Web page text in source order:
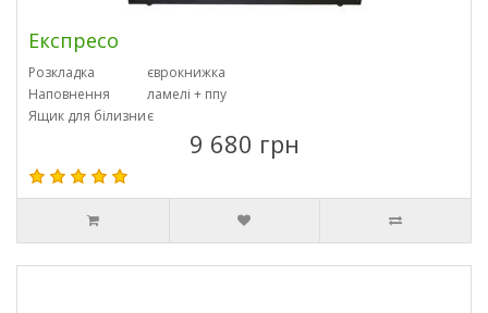
Експресо
Розкладка
єврокнижка
Наповнення
ламелі + ппу
Ящик для білизниє
9 680 грн